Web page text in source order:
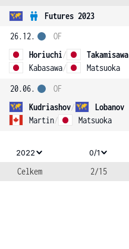
Futures 2023
26.12.
Horiuchi/
Takamisawa
Kabasawa/ Matsuoka
OF
20.06.
Kudriashov/
Lobanov
Martin/ Matsuoka
OF
2022 0/1
Celkem 2/15